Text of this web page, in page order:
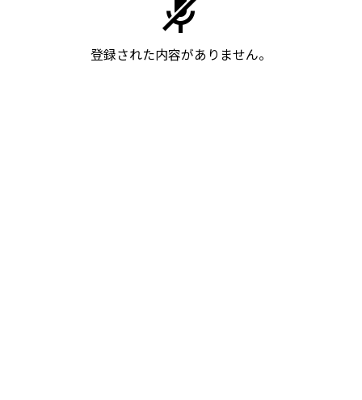
登録された内容がありません。